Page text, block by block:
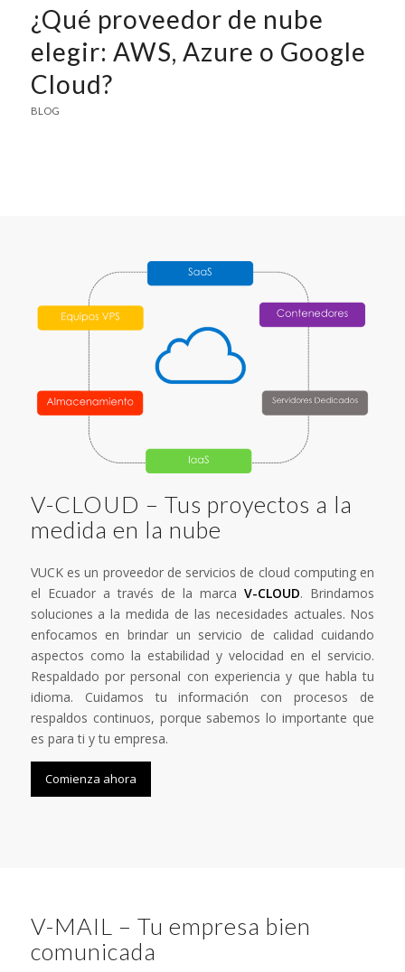
¿Qué proveedor de nube
elegir: AWS, Azure o Google
Cloud?
BLOG
V-CLOUD – Tus proyectos a la
medida en la nube
VUCK es un proveedor de servicios de cloud computing en
el Ecuador a través de la marcaV-CLOUD. Brindamos
soluciones a la medida de las necesidades actuales. Nos
enfocamos en brindar un servicio de calidad cuidando
aspectos como la estabilidad y velocidad en el servicio.
Respaldado por personal con experiencia y que habla tu
idioma. Cuidamos tu información con procesos de
respaldos continuos, porque sabemos lo importante que
es para ti y tu empresa.
Comienza ahora
V-MAIL – Tu empresa bien
comunicada